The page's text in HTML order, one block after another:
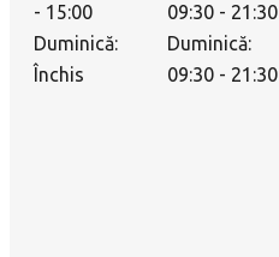
- 15:00
Duminică:
Închis
09:30 - 21:30
Duminică:
09:30 - 21:30